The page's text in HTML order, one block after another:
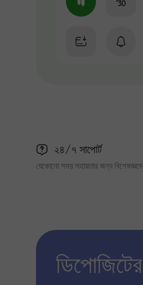
২৪/৭ সাপোর্ট
যেকোনো সময় সহায়তার জন্য বিশেষজ্ঞদের